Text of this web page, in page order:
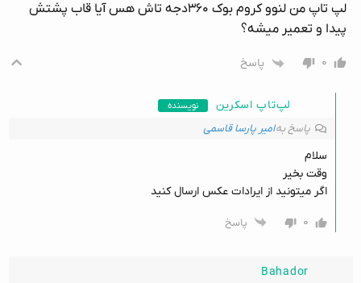
لپ تاپ من لنوو کروم بوک ۳۶۰دجه تاش هس آیا قاب پشتش
پیدا و تعمیر میشه؟
۰ پاسخ
لپ‌تاپ اسکرین نویسنده
پاسخ بهامیر پارسا قاسمی
سلام
وقت بخیر
اگر میتونید از ایرادات عکس ارسال کنید
۰
پاسخ
Bahador